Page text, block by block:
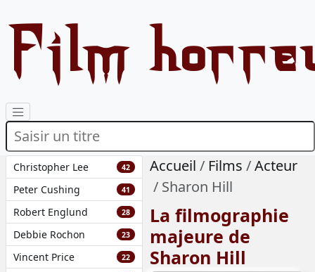
Film
Christopher Lee 42
Peter Cushing 41
Robert Englund 28
Debbie Rochon 23
Vincent Price 22
Accueil Films
Acteur
Sharon Hill
La filmographie
majeure de
Sharon Hill